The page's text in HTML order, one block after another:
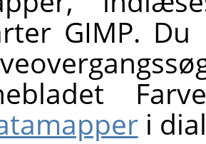
GIMP. Du
i